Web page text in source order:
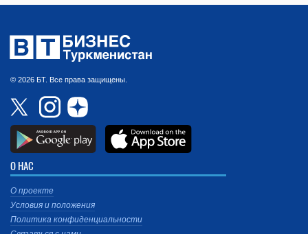
© 2026 БТ. Все права защищены.
О НАС
О проекте
Условия и положения
Политика конфиденциальности